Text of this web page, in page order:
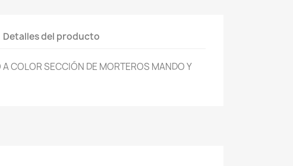
Detalles del producto
A COLOR SECCIÓN DE MORTEROS MANDO Y